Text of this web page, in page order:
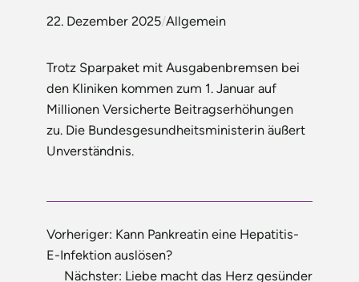
22. Dezember 2025/Allgemein
Trotz Sparpaket mit Ausgabenbremsen bei
den Kliniken kommen zum 1. Januar auf
Millionen Versicherte Beitragserhöhungen
zu. Die Bundesgesundheitsministerin äußert
Unverständnis.
Vorheriger: Kann Pankreatin eine Hepatitis-
E-Infektion auslösen?
Nächster: Liebe macht das Herz gesünder